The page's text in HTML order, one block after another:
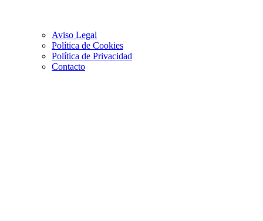
Aviso Legal
Política de Cookies
Política de Privacidad
Contacto